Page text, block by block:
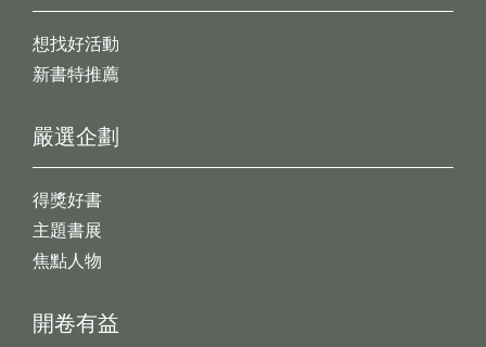
想找好活動
新書特推薦
開卷有益
嚴選企劃
得獎好書
主題書展
焦點人物